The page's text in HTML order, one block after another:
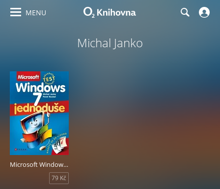
MENU
Michal Janko
Microsoft Windows 7 Jednoduše
79 Kč